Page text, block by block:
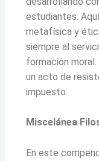
estudiantes.
metafísica y
siempre al
formación
un acto de
impuesto.
Miscelánea
En este